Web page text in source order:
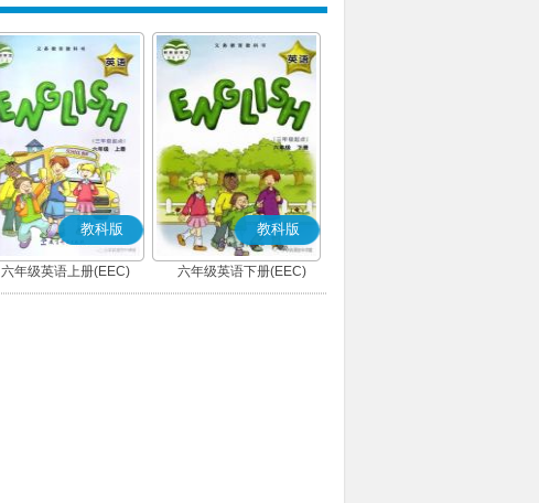
教科版
六年级英语上册(EEC)
教科版
六年级英语下册(EEC)